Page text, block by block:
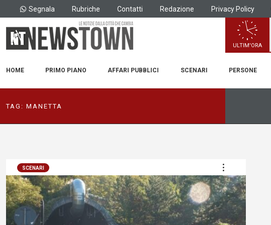
Segnala Rubriche Contatti Redazione Privacy Policy
ULTIM'ORA
HOME PRIMO PIANO AFFARI PUBBLICI SCENARI PERSONE
TAG: MANETTA
SCENARI